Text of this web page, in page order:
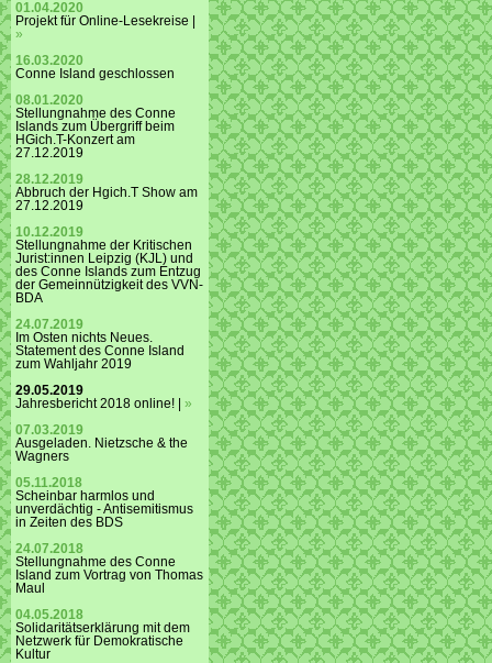
01.04.2020
Projekt für Online-Lesekreise |
»
16.03.2020
Conne Island geschlossen
08.01.2020
Stellungnahme des Conne
Islands zum Übergriff beim
HGich.T-Konzert am
27.12.2019
28.12.2019
Abbruch der Hgich.T Show am
27.12.2019
10.12.2019
Stellungnahme der Kritischen
Jurist:innen Leipzig (KJL) und
des Conne Islands zum Entzug
der Gemeinnützigkeit des VVN-
BDA
24.07.2019
Im Osten nichts Neues.
Statement des Conne Island
zum Wahljahr 2019
29.05.2019
Jahresbericht 2018 online! | »
07.03.2019
Ausgeladen. Nietzsche & the
Wagners
05.11.2018
Scheinbar harmlos und
unverdächtig - Antisemitismus
in Zeiten des BDS
24.07.2018
Stellungnahme des Conne
Island zum Vortrag von Thomas
Maul
04.05.2018
Solidaritätserklärung mit dem
Netzwerk für Demokratische
Kultur